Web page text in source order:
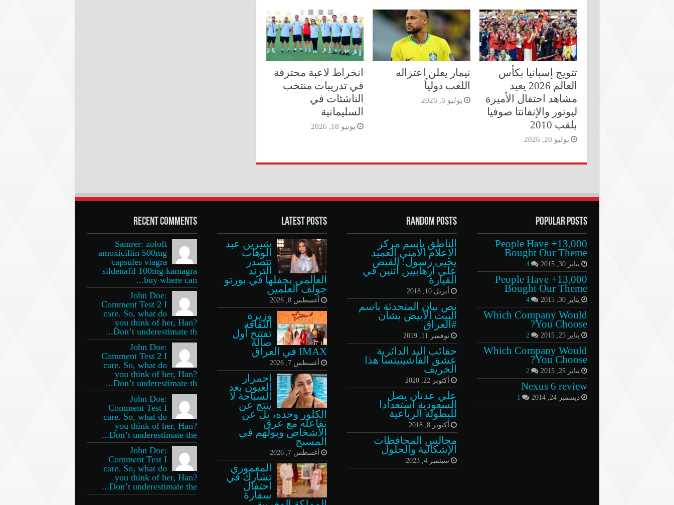
تتويج إسبانيا بكأس
العالم 2026 يعيد
مشاهد احتفال الأميرة
ليونور والإنفانتا صوفيا
بلقب 2010
يوليو 20, 2026
نيمار يعلن اعتزاله
اللعب دولياً
يوليو 6, 2026
انخراط لاعبة محترفة
في تدريبات منتخب
الناشئات في
السليمانية
يونيو 18, 2026
Popular Posts
13,000+ People Have
Bought Our Theme
يناير 30, 2015 4
13,000+ People Have
Bought Our Theme
يناير 30, 2015 4
Which Company Would
You Choose?
يناير 25, 2015 2
Which Company Would
You Choose?
يناير 25, 2015 2
Nexus 6 review
ديسمبر 24, 2014 1
Random Posts
الناطق باسم مركز
الإعلام الأمني العميد
يحيى رسول: القبض
على ارهابيين أثنين في
القيارة
أبريل 10, 2018
‏نص بيان المتحدثة باسم
البيت الأبيض بشأن
⁧‫#العراق‬⁩
نوفمبر 11, 2019
حقائب اليد الدائرية
عشق الفاشينيتسا هذا
الخريف
أكتوبر 22, 2020
علي عدنان يصل
السعودية استعدادا
للبطولة الرباعية
أكتوبر 8, 2018
مجالس المحافظات
الإشكالية والحلول
سبتمبر 4, 2023
Latest Posts
شيرين عبد
الوهاب
تتصدر
الترند
العالمي بحفلها في بورتو
جولف العلمين
أغسطس 8, 2026
وزيرة
الثقافة
تفتتح أول
صالة
IMAX في العراق
أغسطس 7, 2026
احمرار
العيون بعد
السباحة لا
ينتج عن
الكلور وحده، بل عن
تفاعله مع عرق
الأشخاص وبولهم في
المسبح
أغسطس 7, 2026
المعموري
تشارك في
احتفال
سفارة
Recent Comments
Samrer: zoloft
amoxicillin 500mg
capsules viagra
sildenafil 100mg kamagra
buy where can...
John Doe:
Comment Test 2 I
care. So, what do
you think of her, Han?
Don’t underestimate th...
John Doe:
Comment Test 2 I
care. So, what do
you think of her, Han?
Don’t underestimate th...
John Doe:
Comment Test I
care. So, what do
you think of her, Han?
Don’t underestimate the...
John Doe:
Comment Test I
care. So, what do
you think of her, Han?
Don’t underestimate the...